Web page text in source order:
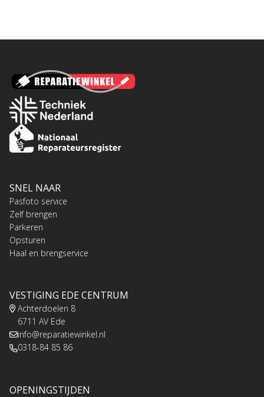
SNEL NAAR
Pasfoto service
Zelf brengen
Parkeren
Opsturen
Haal en brengservice
VESTIGING EDE CENTRUM
Achterdoelen 8
6711 AV Ede
info@reparatiewinkel.nl
0318-84 85 86
OPENINGSTIJDEN